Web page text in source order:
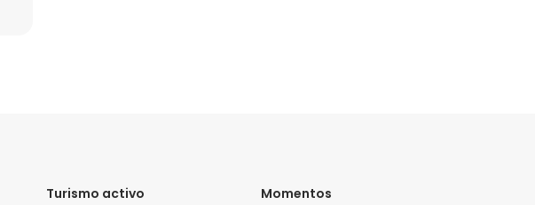
Turismo activo Momentos